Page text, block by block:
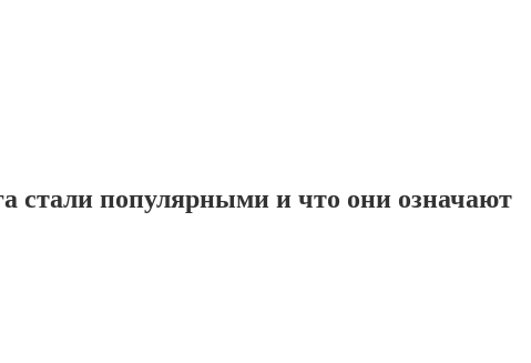
стали популярными и что они означают